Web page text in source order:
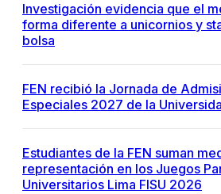
Investigación evidencia que el
forma diferente a unicornios y
bolsa
FEN recibió la Jornada de
Especiales 2027 de la
Estudiantes de la FEN suman
representación en los Juegos
Universitarios Lima FISU 2026